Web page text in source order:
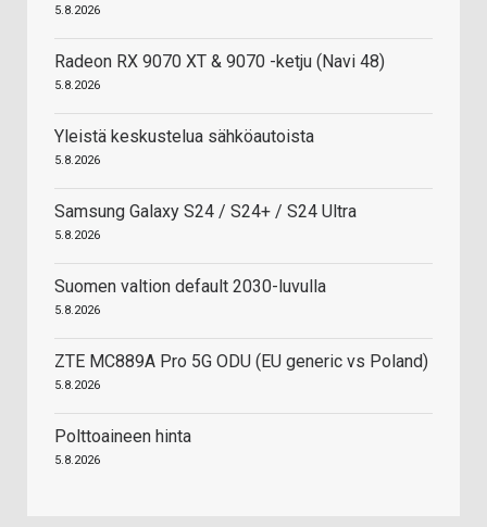
5.8.2026
Radeon RX 9070 XT & 9070 -ketju (Navi 48)
5.8.2026
Yleistä keskustelua sähköautoista
5.8.2026
Samsung Galaxy S24 / S24+ / S24 Ultra
5.8.2026
Suomen valtion default 2030-luvulla
5.8.2026
ZTE MC889A Pro 5G ODU (EU generic vs Poland)
5.8.2026
Polttoaineen hinta
5.8.2026